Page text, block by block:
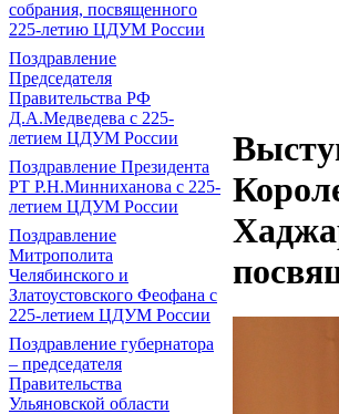
собрания, посвященного
225-летию ЦДУМ России
Поздравление
Председателя
Правительства РФ
Д.А.Медведева с 225-
летием ЦДУМ России
Поздравление Президента
РТ Р.Н.Минниханова с 225-
летием ЦДУМ России
Поздравление
Митрополита
Челябинского и
Златоустовского Феофана с
225-летием ЦДУМ России
Поздравление губернатора
‒ председателя
Правительства
Ульяновской области